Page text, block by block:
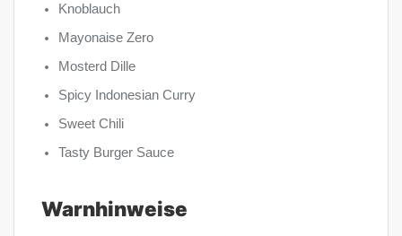
Knoblauch
Mayonaise Zero
Mosterd Dille
Spicy Indonesian Curry
Sweet Chili
Tasty Burger Sauce
Warnhinweise